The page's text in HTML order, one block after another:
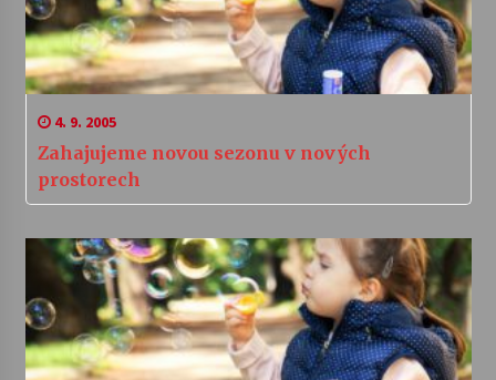
4. 9. 2005
Zahajujeme novou sezonu v nových
prostorech